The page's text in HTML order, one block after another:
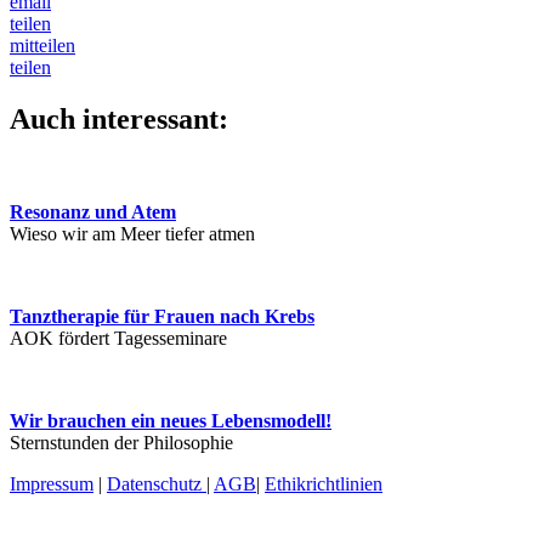
teilen
mitteilen
teilen
Auch interessant:
Resonanz und Atem
Wieso wir am Meer tiefer atmen
Tanztherapie für Frauen nach Krebs
AOK fördert Tagesseminare
Wir brauchen ein neues Lebensmodell!
Sternstunden der Philosophie
Impressum | Datenschutz | AGB| Ethikrichtlinien